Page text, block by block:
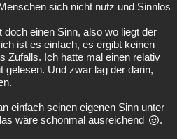
sich nicht nutz und Sinnlos
einen Sinn, also wo liegt der
ist es einfach, es ergibt keinen
Zufalls. Ich hatte mal einen relativ
gelesen. Und zwar lag der darin,
einfach seinen eigenen Sinn unter
wäre schonmal ausreichend
.